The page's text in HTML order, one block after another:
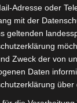
Adresse oder
mit der
geltenden
Zweck der von
Daten